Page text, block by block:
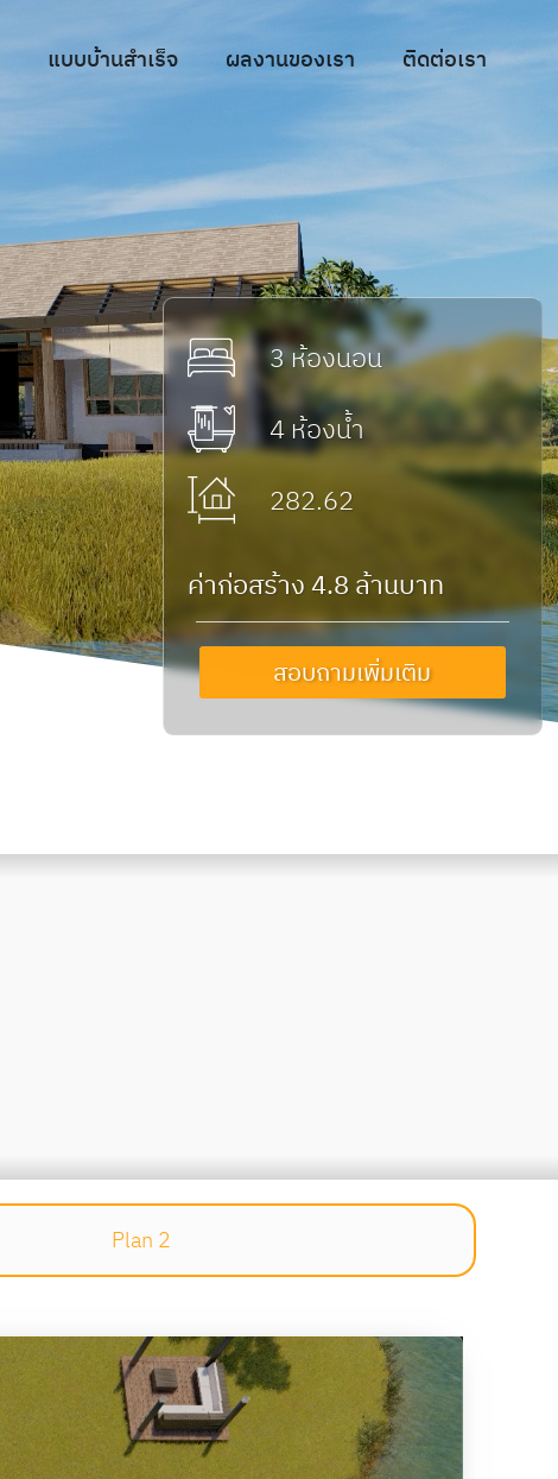
แบบบ้านสำเร็จ ผลงานของเรา ติดต่อเรา
3 ห้องนอน
4 ห้องน้ำ
282.62
ค่าก่อสร้าง 4.8 ล้านบาท
สอบถามเพิ่มเติม
Plan 2